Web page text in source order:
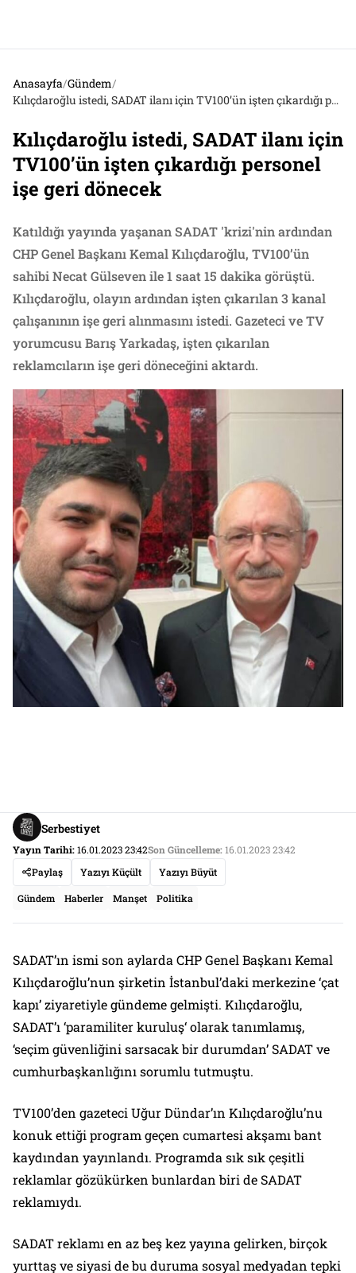
Anasayfa/Gündem/
Kılıçdaroğlu istedi, SADAT ilanı için TV100’ün işten çıkardığı personel işe geri dönecek
Kılıçdaroğlu istedi, SADAT ilanı için
TV100’ün işten çıkardığı personel
işe geri dönecek
Katıldığı yayında yaşanan SADAT 'krizi'nin ardından
CHP Genel Başkanı Kemal Kılıçdaroğlu, TV100’ün
sahibi Necat Gülseven ile 1 saat 15 dakika görüştü.
Kılıçdaroğlu, olayın ardından işten çıkarılan 3 kanal
çalışanının işe geri alınmasını istedi. Gazeteci ve TV
yorumcusu Barış Yarkadaş, işten çıkarılan
reklamcıların işe geri döneceğini aktardı.
Serbestiyet
Yayın Tarihi:16.01.2023 23:42Son Güncelleme:16.01.2023 23:42
Paylaş
Yazıyı Küçült Yazıyı Büyüt
Gündem Haberler Manşet Politika
SADAT’ın ismi son aylarda CHP Genel Başkanı Kemal
Kılıçdaroğlu’nun şirketin İstanbul’daki merkezine ‘çat
kapı’ ziyaretiyle gündeme gelmişti. Kılıçdaroğlu,
SADAT’ı ‘paramiliter kuruluş‘ olarak tanımlamış,
‘seçim güvenliğini sarsacak bir durumdan’ SADAT ve
cumhurbaşkanlığını sorumlu tutmuştu.
TV100’den gazeteci Uğur Dündar’ın Kılıçdaroğlu’nu
konuk ettiği program geçen cumartesi akşamı bant
kaydından yayınlandı. Programda sık sık çeşitli
reklamlar gözükürken bunlardan biri de SADAT
reklamıydı.
SADAT reklamı en az beş kez yayına gelirken, birçok
yurttaş ve siyasi de bu duruma sosyal medyadan tepki